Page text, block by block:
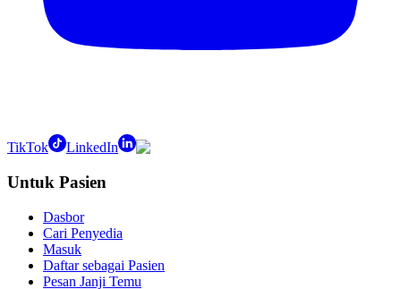
TikTok LinkedIn
Untuk Pasien
Dasbor
Cari Penyedia
Masuk
Daftar sebagai Pasien
Pesan Janji Temu